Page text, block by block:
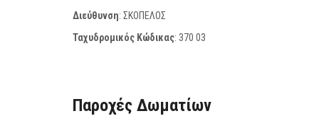
Διεύθυνση: ΣΚΟΠΕΛΟΣ
Ταχυδρομικός Κώδικας: 370 03
Παροχές Δωματίων